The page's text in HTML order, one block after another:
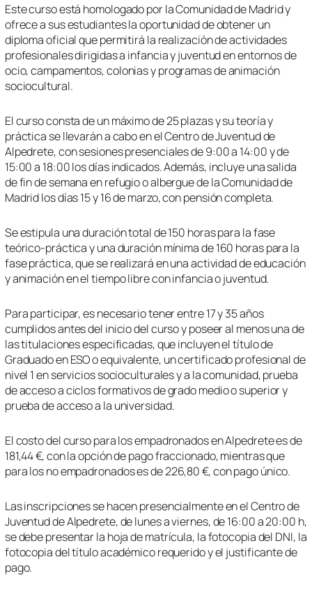
Este curso está homologado por la Comunidad de Madrid y
ofrece a sus estudiantes la oportunidad de obtener un
diploma oficial que permitirá la realización de actividades
profesionales dirigidas a infancia y juventud en entornos de
ocio, campamentos, colonias y programas de animación
sociocultural.
El curso consta de un máximo de 25 plazas y su teoría y
práctica se llevarán a cabo en el Centro de Juventud de
Alpedrete, con sesiones presenciales de 9:00 a 14:00 y de
15:00 a 18:00 los días indicados. Además, incluye una salida
de fin de semana en refugio o albergue de la Comunidad de
Madrid los días 15 y 16 de marzo, con pensión completa.
Se estipula una duración total de 150 horas para la fase
teórico-práctica y una duración mínima de 160 horas para la
fase práctica, que se realizará en una actividad de educación
y animación en el tiempo libre con infancia o juventud.
Para participar, es necesario tener entre 17 y 35 años
cumplidos antes del inicio del curso y poseer al menos una de
las titulaciones especificadas, que incluyen el título de
Graduado en ESO o equivalente, un certificado profesional de
nivel 1 en servicios socioculturales y a la comunidad, prueba
de acceso a ciclos formativos de grado medio o superior y
prueba de acceso a la universidad.
El costo del curso para los empadronados en Alpedrete es de
181,44 €, con la opción de pago fraccionado, mientras que
para los no empadronados es de 226,80 €, con pago único.
Las inscripciones se hacen presencialmente en el Centro de
Juventud de Alpedrete, de lunes a viernes, de 16:00 a 20:00 h,
se debe presentar la hoja de matrícula, la fotocopia del DNI, la
fotocopia del título académico requerido y el justificante de
pago.